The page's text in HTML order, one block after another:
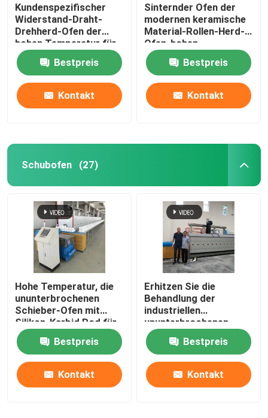
keramischer Brennofen
sinternder Ofen
Anoden-und Kathoden-materieller Ofen
Trocknungsöfen
Wärmebehandlungsöfen
Kundenspezifischer
Widerstand-Draht-
Drehherd-Ofen der
hohen Temperatur für
die sinternden Lithium-
Batterie-Materialien
Bestpreis
Kontakt
Sinternder Ofen der
modernen keramische
Material-Rollen-Herd-
Ofen-hohen
Temperatur
Bestpreis
Kontakt
Schubofen (27)
Hohe Temperatur, die
ununterbrochenen
Schieber-Ofen mit
Silikon-Karbid Rod für
Tonerde-
Zirkoniumdioxid-
strukturelle Teile
sintert
Bestpreis
Kontakt
Erhitzen Sie die
Behandlung der
industriellen
ununterbrochenen
Schieber-Art Ofen für
keramischesBestpreis
Kontakt